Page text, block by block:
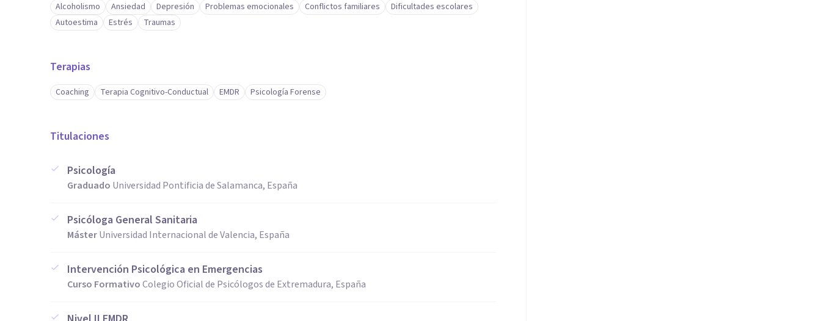
Alcoholismo Ansiedad Depresión Problemas emocionales Conflictos familiares
Dificultades escolares
Autoestima
Estrés Traumas
Terapias
Coaching Terapia Cognitivo-Conductual EMDR Psicología Forense
Titulaciones
Psicología
Graduado Universidad Pontificia de Salamanca, España
Psicóloga General Sanitaria
MásterUniversidad Internacional de Valencia, España
Intervención Psicológica en Emergencias
Curso FormativoColegio Oficial de Psicólogos de Extremadura, España